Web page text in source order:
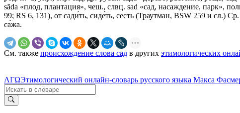
sȃda «плод, плантация», чеш., слвц. sаd «сад, насаждение, парк»,
99; RS 6, 131), от сади́ть, сиде́ть, сесть (Траутман, ВSW 259 и сл.)
са́жа.
См. также происхождение слова сад в других этимологических
ΛΓΩЭтимологический онлайн-словарь русского языка Макса